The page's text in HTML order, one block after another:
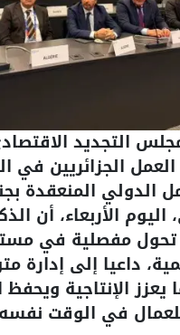
التجديد
الدولي المنعقدة
الأربعاء، أن
تحول مفصلية في
داعيا إلى إدارة
يعزز الإنتاجية
في الوقت